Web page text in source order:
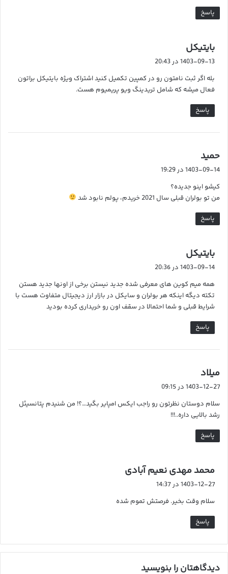
پاسخ
بایتیکل
ف
:
1403-09-13 در 20:43
بله اگر ثبت نامتون رو در کمپین تکمیل کنید اشتراک ویژه بایتیکل براتون
فعال میشه که شامل تریدینگ ویو پریمیوم هست.
پاسخ
حمید
ف
:
1403-09-14 در 19:29
کیشو اینو جدیده؟
من تو بولران قبلی سال 2021 خریدم، پولم نابود شد
پاسخ
بایتیکل
ف
:
1403-09-14 در 20:36
همه میم کوین های معرفی شده جدید نیستن برخی از اونها جدید هستن
تکته دیگه اینکه هر بولران و سایکل در بازار ارز دیجیتال متفاوت هست با
شرایط قبلی و شما احتمالا در سقف اون رو خریداری کرده بودید
پاسخ
میلاد
ف
:
1403-12-27 در 09:15
سلام دوستان نظرتون رو راجب ایکس امپایر بگید…؟! من شنیدم پتانسیئل
رشد بالایی داره..!!!
پاسخ
محمد مهدی نعیم آبادی
:
1403-12-27 در 14:37
سلام وقت بخیر. فرصتش تموم شده
پاسخ
دیدگاهتان را بنویسید